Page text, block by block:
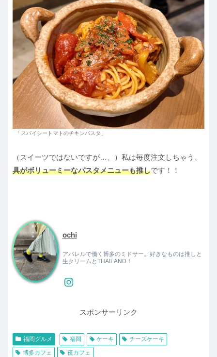
「スパイシートマトのチキンパスタ」
（スイーツではないですが…、）私は毎度注文しちゃう、
具がボリューミーなパスタメニューも推しです！！
ochi
アパレルで働く博多のミドサー。好きなものは推しと
生クリームとTHAILAND！
スポンサーリンク
福岡グルメ 福岡 ケーキ
チーズケーキ
博多カフェ
夜カフェ